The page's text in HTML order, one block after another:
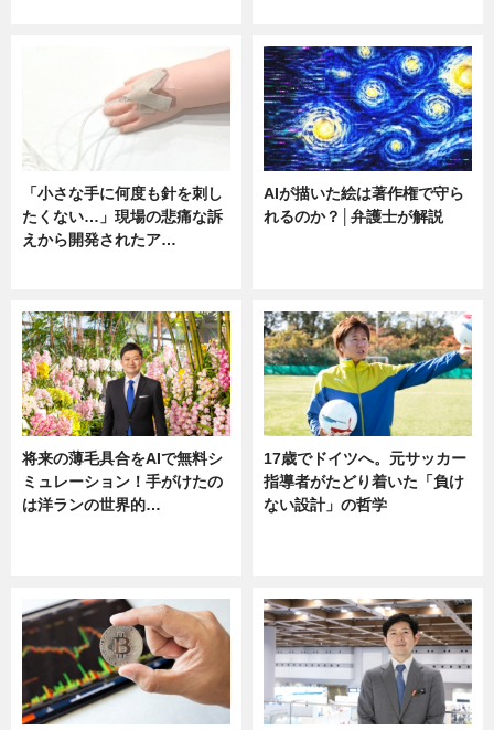
「小さな手に何度も針を刺し
たくない…」現場の悲痛な訴
えから開発されたア…
AIが描いた絵は著作権で守ら
れるのか？│弁護士が解説
将来の薄毛具合をAIで無料シ
ミュレーション！手がけたの
は洋ランの世界的…
17歳でドイツへ。元サッカー
指導者がたどり着いた「負け
ない設計」の哲学